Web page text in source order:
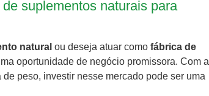
suplementos naturais para
natural ou deseja atuar como fábrica de
oportunidade de negócio promissora. Com a
peso, investir nesse mercado pode ser uma